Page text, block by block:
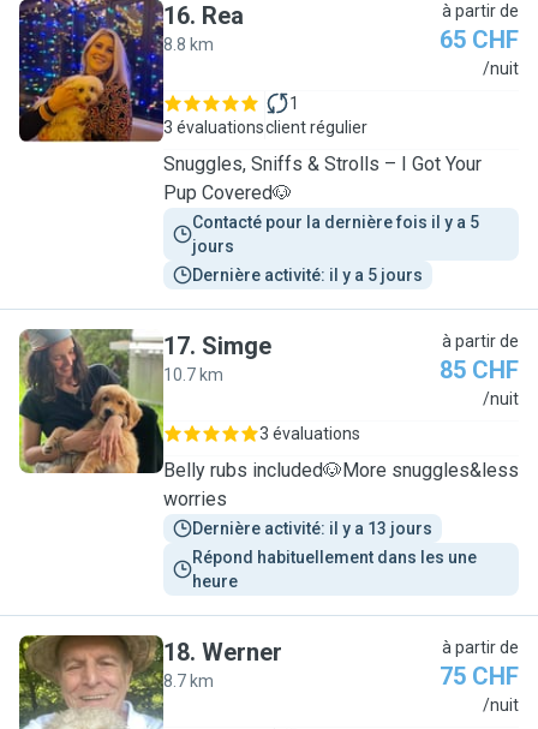
R
16. Rea
8.8 km
à partir de
65 CHF
/nuit
3 évaluations
1
client régulier
Snuggles, Sniffs & Strolls – I Got Your
Pup Covered🐶
Contacté pour la dernière fois il y a 5
jours
Dernière activité: il y a 5 jours
S
17. Simge
10.7 km
à partir de
85 CHF
/nuit
3 évaluations
Belly rubs included🐶More snuggles&less
worries
Dernière activité: il y a 13 jours
Répond habituellement dans les une
heure
W
18. Werner
8.7 km
à partir de
75 CHF
/nuit